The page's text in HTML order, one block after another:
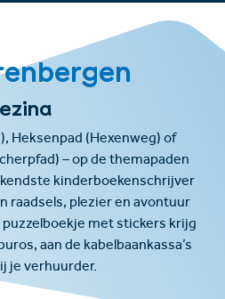
Heksenpad (Hexenweg) of
– op de themapaden
kinderboekenschrijver
raadsels, plezier en avontuur
met stickers krijg
aan de kabelbaankassa’s
je verhuurder.